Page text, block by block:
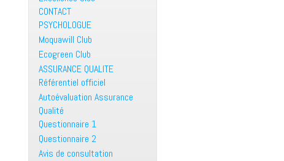
CONTACT
PSYCHOLOGUE
Moquawill Club
Ecogreen Club
ASSURANCE QUALITE
Référentiel officiel
Autoévaluation Assurance
Qualité
Questionnaire 1
Questionnaire 2
Avis de consultation